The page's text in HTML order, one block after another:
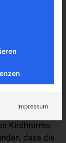
das
der
der Jahre
im
Kirchturms
dass die
Impressum